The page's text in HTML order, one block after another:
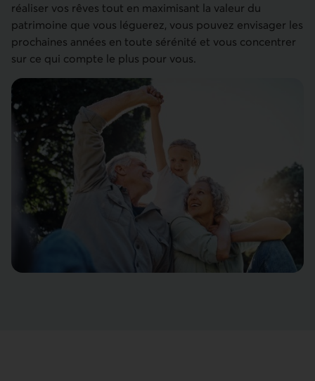
réaliser vos rêves tout en maximisant la valeur du
patrimoine que vous léguerez, vous pouvez envisager les
prochaines années en toute sérénité et vous concentrer
sur ce qui compte le plus pour vous.